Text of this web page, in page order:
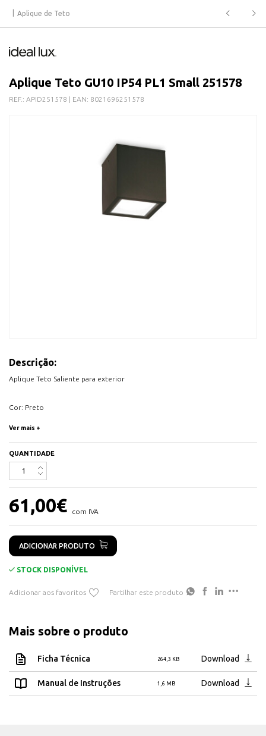
Aplique de Teto
Aplique Teto GU10 IP54 PL1 Small 251578
REF.: APID251578 | EAN: 8021696251578
Descrição:
Aplique Teto Saliente para exterior
Cor: Preto
Suporte GU10 (lâmpada não incluída)
IP54
Ver mais +
QUANTIDADE
61,00€ com IVA
ADICIONAR PRODUTO
STOCK DISPONÍVEL
Adicionar aos favoritos Partilhar este produto
Mais sobre o produto
Ficha Técnica 264,3 KB Download
Manual de Instruções 1,6 MB Download